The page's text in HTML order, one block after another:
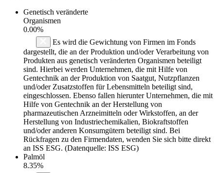
Genetisch veränderte
Organismen
0.00%
Es wird die Gewichtung von Firmen im Fonds
dargestellt, die an der Produktion und/oder Verarbeitung von
Produkten aus genetisch veränderten Organismen beteiligt
sind. Hierbei werden Unternehmen, die mit Hilfe von
Gentechnik an der Produktion von Saatgut, Nutzpflanzen
und/oder Zusatzstoffen für Lebensmitteln beteiligt sind,
eingeschlossen. Ebenso fallen hierunter Unternehmen, die mit
Hilfe von Gentechnik an der Herstellung von
pharmazeutischen Arzneimitteln oder Wirkstoffen, an der
Herstellung von Industriechemikalien, Biokraftstoffen
und/oder anderen Konsumgütern beteiligt sind. Bei
Rückfragen zu den Firmendaten, wenden Sie sich bitte direkt
an ISS ESG. (Datenquelle: ISS ESG)
Palmöl
8.35%